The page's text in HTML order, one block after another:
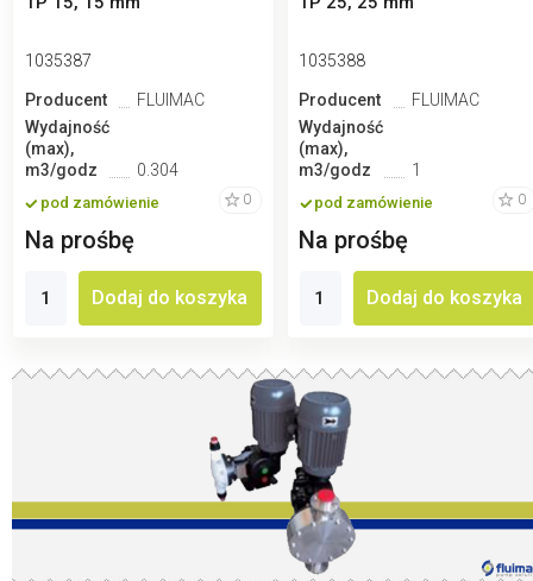
1035387
Producent
FLUIMAC
Wydajność
(max),
m3/godz
0.304
pod zamówienie 0
Na prośbę
Dodaj do koszyka
1035388
Producent
FLUIMAC
Wydajność
(max),
m3/godz
1
pod zamówienie 0
Na prośbę
Dodaj do koszyka